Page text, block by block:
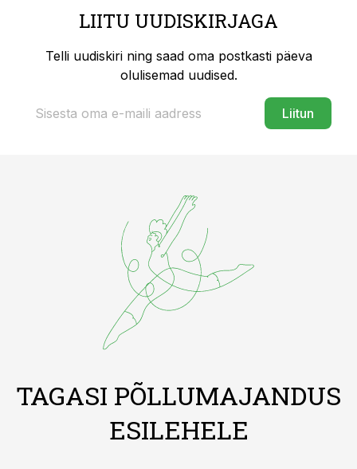
LIITU UUDISKIRJAGA
Telli uudiskiri ning saad oma postkasti päeva
olulisemad uudised.
Liitun
TAGASI PÕLLUMAJANDUS
ESILEHELE